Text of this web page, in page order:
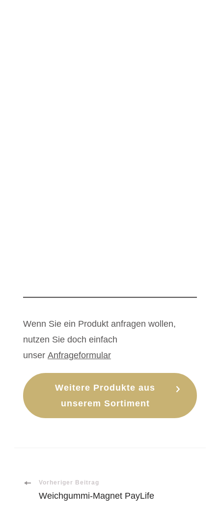
Wenn Sie ein Produkt anfragen wollen,
nutzen Sie doch einfach
unser Anfrageformular
Weitere Produkte aus
unserem Sortiment
Beitragsnavigation
Vorheriger Beitrag
Weichgummi-Magnet PayLife